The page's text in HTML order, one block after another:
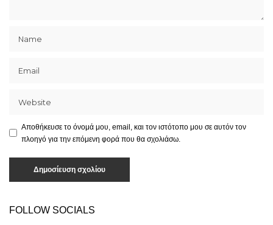
Αποθήκευσε το όνομά μου, email, και τον ιστότοπο μου σε αυτόν τον
πλοηγό για την επόμενη φορά που θα σχολιάσω.
FOLLOW SOCIALS